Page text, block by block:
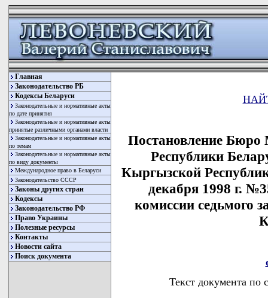
Главная
Законодательство РБ
Кодексы Беларуси
Законодательные и нормативные акты
по дате принятия
Законодательные и нормативные акты
принятые различными органами власти
Законодательные и нормативные акты
по темам
Законодательные и нормативные акты
по виду документы
Международное право в Беларуси
Законодательство СССР
Законы других стран
Кодексы
Законодательство РФ
Право Украины
Полезные ресурсы
Контакты
Новости сайта
Поиск документа
Постановление Бюро
Республики
Кыргызской
декабря 1998 г.
комиссии седьмого
Текст документа по